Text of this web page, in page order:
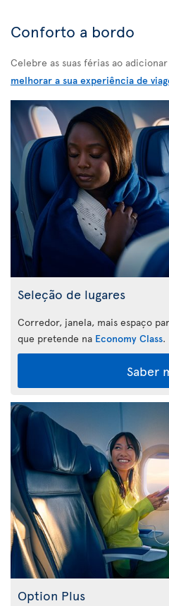
Conforto a bordo
Celebre as suas férias ao
melhorar a sua experiência de
Seleção de lugares
Corredor, janela, mais espaço
que pretende na Economy Class.
Saber
Option Plus